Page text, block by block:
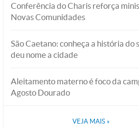
Conferência do Charis reforça
Novas Comunidades
São Caetano: conheça a história do
deu nome a cidade
Aleitamento materno é foco da
Agosto Dourado
VEJA MAIS »